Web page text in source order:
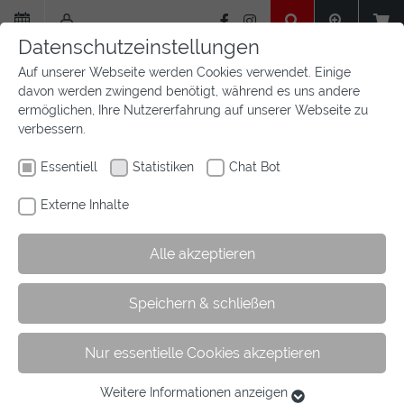
Zum
Hauptinhalt
springen
Sie
hier:
Startseite Aktuelles Newsfeed
Bundes-Nachwuchschampionat Pony-
Datenschutzeinstellungen
Auf unserer Webseite werden Cookies verwendet. Einige
davon werden zwingend benötigt, während es uns andere
ermöglichen, Ihre Nutzererfahrung auf unserer Webseite zu
verbessern.
Essentiell Statistiken Chat Bot
Externe Inhalte
Alle akzeptieren
Speichern & schließen
Nur essentielle Cookies akzeptieren
Weitere Informationen anzeigen